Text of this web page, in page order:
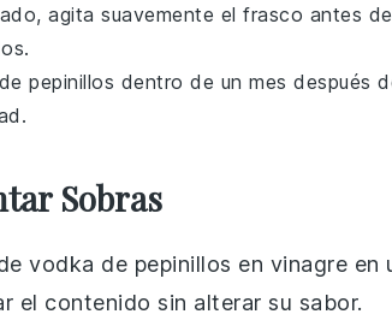
agita suavemente el frasco antes
pepinillos dentro de un mes después
Sobras
vodka de pepinillos en vinagre en
el contenido sin alterar su sabor.